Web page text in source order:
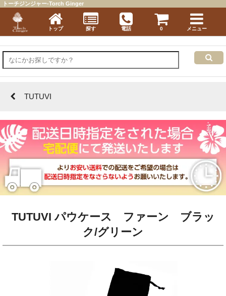
TUTUVI
TUTUVI パウケース ファーン ブラッ
ク/グリーン
トーチジンジャー-Torch Ginger
トップ 探す 電話 0 メニュー